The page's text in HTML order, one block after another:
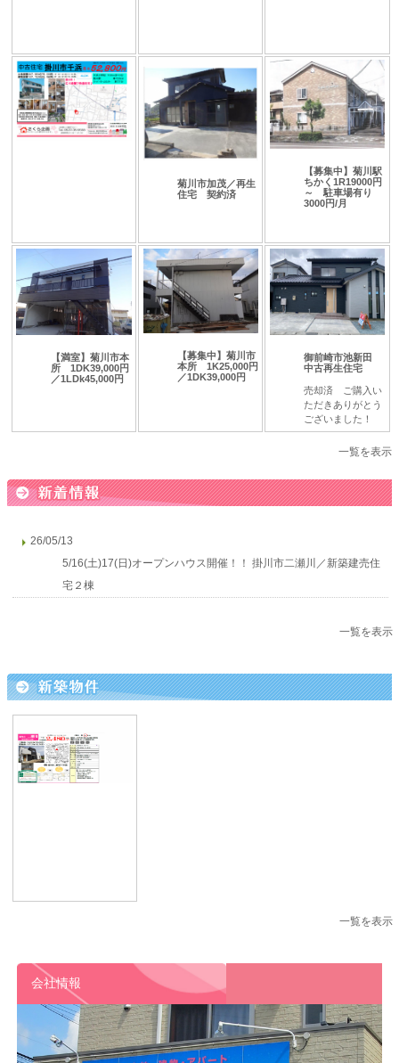
菊川市加茂／再生
住宅 契約済
【募集中】菊川駅
ちかく1R19000円
～ 駐車場有り
3000円/月
【満室】菊川市本
所 1DK39,000円
／1LDk45,000円
【募集中】菊川市
本所 1K25,000円
／1DK39,000円
御前崎市池新田
中古再生住宅
売却済 ご購入い
ただきありがとう
ございました！
一覧を表示
26/05/13
5/16(土)17(日)オープンハウス開催！！ 掛川市二瀬川／新築建売住
宅２棟
一覧を表示
一覧を表示
会社情報